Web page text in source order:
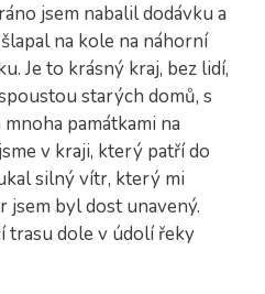
jsem nabalil dodávku a
na kole na náhorní
Je to krásný kraj, bez lidí,
starých domů, s
památkami na
v kraji, který patří do
silný vítr, který mi
jsem byl dost unavený.
trasu dole v údolí řeky